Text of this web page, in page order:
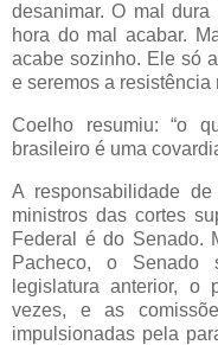
desanimar. O mal
hora do mal acabar.
acabe sozinho. Ele só
e seremos a resistência
Coelho resumiu: “o
brasileiro é uma
A responsabilidade
ministros das cortes
Federal é do Senado.
Pacheco, o Senado
legislatura anterior, o
vezes, e as
impulsionadas pela